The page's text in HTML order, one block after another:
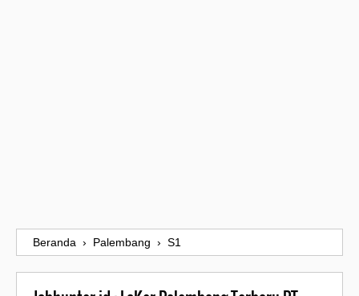
Beranda › Palembang › S1